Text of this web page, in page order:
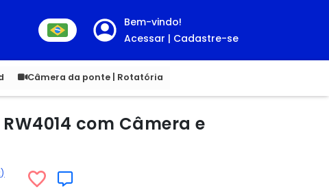
Bem-vindo!
Acessar | Cadastre-se
Câmera da ponte | Rotatória
1.00
com Câmera e